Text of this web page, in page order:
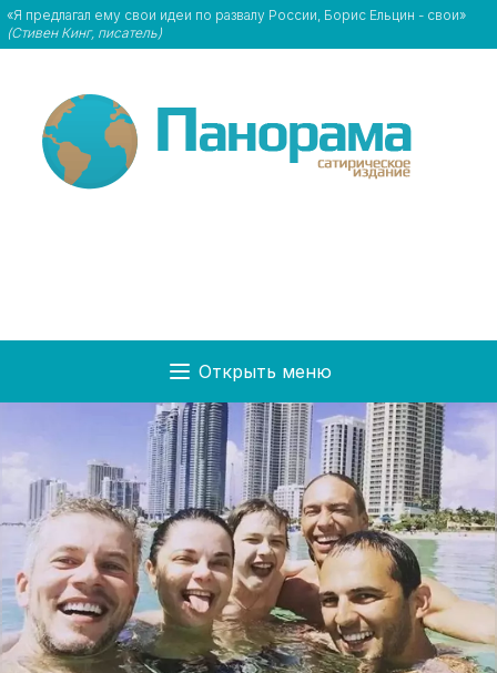
«Я предлагал ему свои идеи по развалу России, Борис Ельцин - свои»
(Стивен Кинг, писатель)
Открыть меню